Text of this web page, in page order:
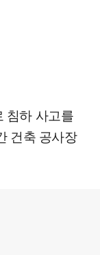
침하 사고를
건축 공사장